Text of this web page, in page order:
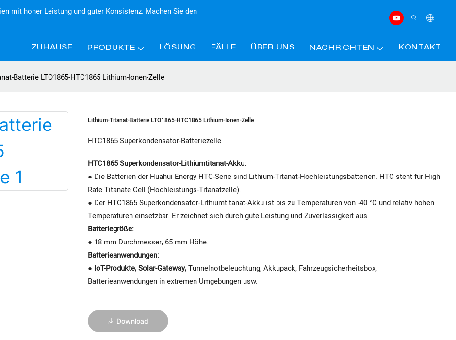
mit hoher Leistung und guter Konsistenz. Machen Sie den
ZUHAUSE PRODUKTE LÖSUNG FÄLLE ÜBER UNS NACHRICHTEN KONTAKT
Batterie LTO1865-HTC1865 Lithium-Ionen-Zelle
Lithium-Titanat-Batterie LTO1865-HTC1865 Lithium-Ionen-Zelle
HTC1865 Superkondensator-Batteriezelle
HTC1865 Superkondensator-Lithiumtitanat-Akku:
● Die Batterien der Huahui Energy HTC-Serie sind Lithium-Titanat-Hochleistungsbatterien. HTC steht für High
Rate Titanate Cell (Hochleistungs-Titanatzelle).
● Der HTC1865 Superkondensator-Lithiumtitanat-Akku ist bis zu Temperaturen von -40 °C und relativ hohen
Temperaturen einsetzbar. Er zeichnet sich durch gute Leistung und Zuverlässigkeit aus.
Batteriegröße:
● 18 mm Durchmesser, 65 mm Höhe.
Batterieanwendungen:
● IoT-Produkte, Solar-Gateway,Tunnelnotbeleuchtung, Akkupack, Fahrzeugsicherheitsbox,
Batterieanwendungen in extremen Umgebungen usw.
Download